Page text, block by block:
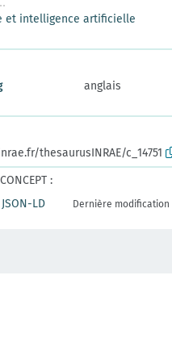
et intelligence artificielle
anglais
thesaurusINRAE/c_14751
:
JSON-LD Dernière modification